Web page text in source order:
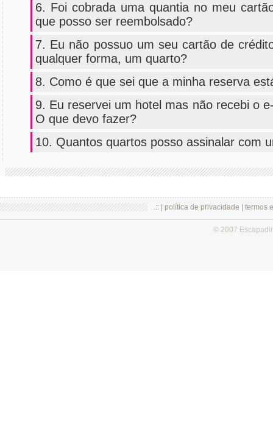
6. Foi cobrada uma quantia no meu
que posso ser reembolsado?
7. Eu não possuo um seu cartão de
qualquer forma, um quarto?
8. Como é que sei que a minha reserva
9. Eu reservei um hotel mas não recebi o
O que devo fazer?
10. Quantos quartos posso assinalar com
.:: | política de privacidade termos
© 2007